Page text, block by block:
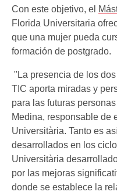
Con este objetivo, el
Florida Universitaria
que una mujer pueda
formación de postgrado.
"La presencia de los
TIC aporta miradas y
para las futuras
Medina, responsable de
Universitària. Tanto es
desarrollados en los
Universitària
por las mejoras
donde se establece la